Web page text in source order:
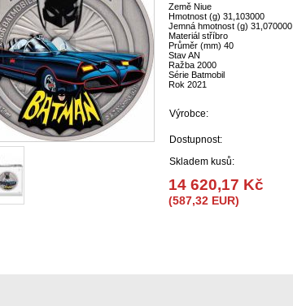
Země Niue
Hmotnost (g) 31,103000
Jemná hmotnost (g) 31,070000
Materiál stříbro
Průměr (mm) 40
Stav AN
Ražba 2000
Série Batmobil
Rok 2021
Výrobce:
Dostupnost:
Skladem kusů:
14 620,17 Kč
(587,32 EUR)